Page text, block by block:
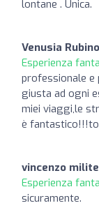
lontane . Unica.
Venusia Rubino
Esperienza
professionale e
giusta ad ogni
miei viaggi,le
è
vincenzo
Esperienza
sicuramente.